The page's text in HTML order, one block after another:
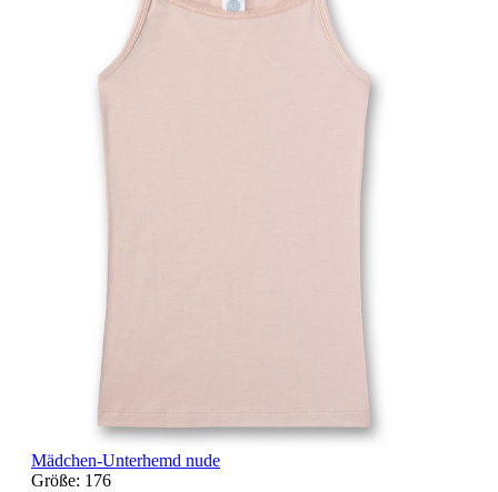
Mädchen-Unterhemd nude
Größe: 176